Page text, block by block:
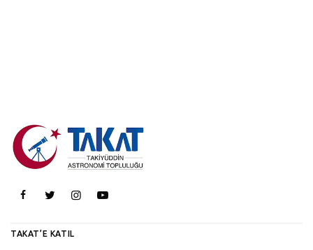
TAKAT’E KATIL